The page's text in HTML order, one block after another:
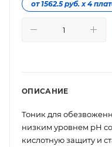
от 1562.5 руб. х 4
ОПИСАНИЕ
Тоник для
низким уровнем рН
кислотную защиту и